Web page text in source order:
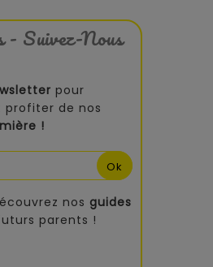
- Suivez-Nous
pour
de nos
!
nos guides
parents !